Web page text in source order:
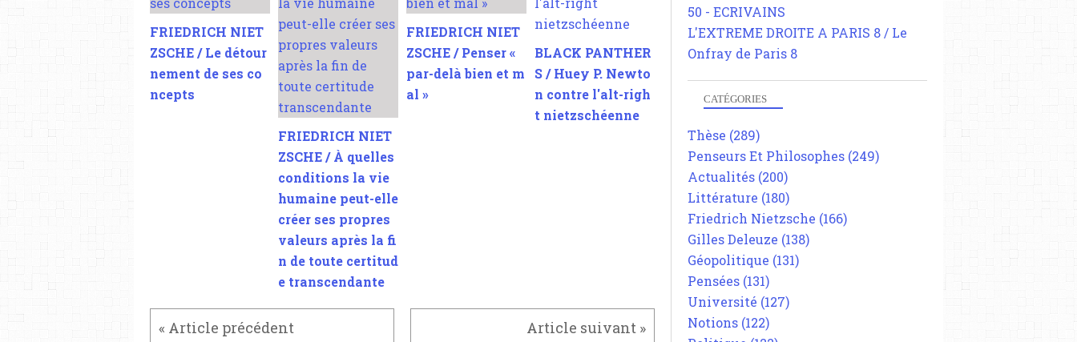
FRIEDRICH NIET
ZSCHE / Le détour
nement de ses co
ncepts
FRIEDRICH NIET
ZSCHE / À quelles
conditions la vie
humaine peut-elle
créer ses propres
valeurs après la fi
n de toute certitud
e transcendante
FRIEDRICH NIET
ZSCHE / Penser «
par-delà bien et m
al »
BLACK PANTHER
S / Huey P. Newto
n contre l'alt-righ
t nietzschéenne
50 - ECRIVAINS
L'EXTREME DROITE A PARIS 8 / Le
Onfray de Paris 8
CATÉGORIES
Thèse (289)
Penseurs Et Philosophes (249)
Actualités (200)
Littérature (180)
Friedrich Nietzsche (166)
Gilles Deleuze (138)
Géopolitique (131)
Pensées (131)
Université (127)
Notions (122)